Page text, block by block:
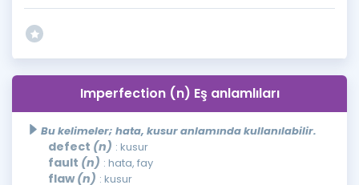
Imperfection (n) Eş anlamlıları
Bu kelimeler; hata, kusur anlamında kullanılabilir.
defect (n) : kusur
fault (n) : hata, fay
flaw(n) : kusur